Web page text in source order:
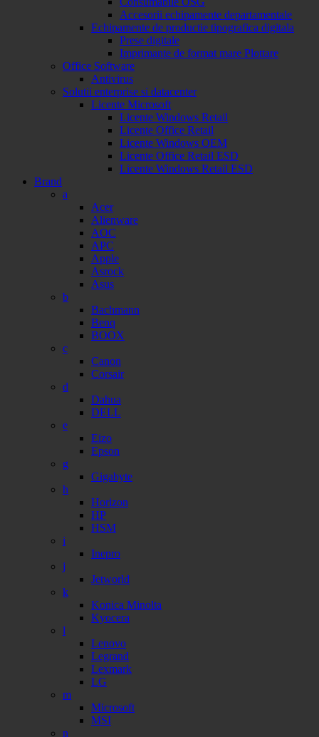
Accesorii echipamente departamentale
Echipamente de productie tipografica digitala
Prese digitale
Imprimante de format mare Plottare
Office Software
Antivirus
Solutii enterprise si datacenter
Licente Microsoft
Licente Windows Retail
Licente Office Retail
Licente Windows OEM
Licente Office Retail ESD
Licente Windows Retail ESD
Brand
a
Acer
Alienware
AOC
APC
Apple
Asrock
Asus
b
Bachmann
Benq
BOOX
c
Canon
Corsair
d
Dahua
DELL
e
Eizo
Epson
g
Gigabyte
h
Horizon
HP
HSM
i
Inepro
j
Jetworld
k
Konica Minolta
Kyocera
l
Lenovo
Legrand
Lexmark
LG
m
Microsoft
MSI
n